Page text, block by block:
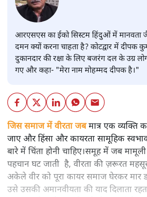
आरएसएस का ईको सिस्टम हिंदुओं में मानवता
दमन क्यों करना चाहता है? कोटद्वार में दीपक
दुकानदार की रक्षा के लिए बजरंग दल के उग्र
गए और कहा- "मेरा नाम मोहम्मद दीपक है।"
जिस समाज में वीरता जबमात्र एक व्यक्ति
जाए और हिंसा और कायरता सामूहिक
बारे में चिंता होनी चाहिए।समूह में जब
पहचान घट जाती है, वीरता की ज़रूरत
अकेले वीर को पूरा कायर समाज घेरकर मार
उसे उसकी अमानवीयता की याद दिलाता